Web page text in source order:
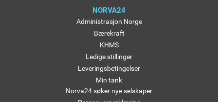
NORVA24
Administrasjon Norge
Bærekraft
KHMS
Ledige stillinger
Leveringsbetingelser
Min tank
Norva24 søker nye selskaper